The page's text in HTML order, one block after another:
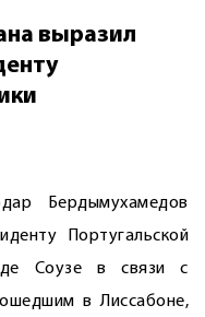
выразил
Бердымухамедов
Португальской
де Соузе в связи с
в Лиссабоне,